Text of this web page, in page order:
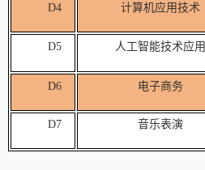
D4 计算机应用技术
D5 人工智能技术应用
D6 电子商务
D7 音乐表演